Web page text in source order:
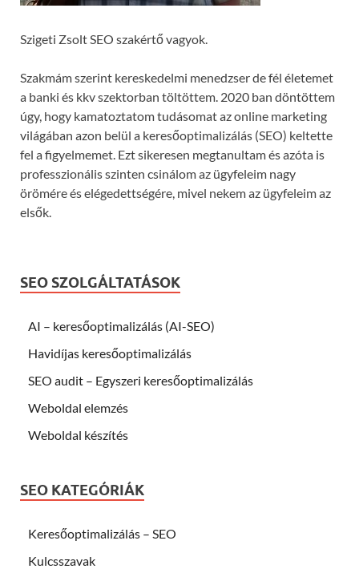
Szigeti Zsolt SEO szakértő vagyok.
Szakmám szerint kereskedelmi menedzser de fél életemet
a banki és kkv szektorban töltöttem. 2020 ban döntöttem
úgy, hogy kamatoztatom tudásomat az online marketing
világában azon belül a keresőoptimalizálás (SEO) keltette
fel a figyelmemet. Ezt sikeresen megtanultam és azóta is
professzionális szinten csinálom az ügyfeleim nagy
örömére és elégedettségére, mivel nekem az ügyfeleim az
elsők.
SEO SZOLGÁLTATÁSOK
AI – keresőoptimalizálás (AI-SEO)
Havidíjas keresőoptimalizálás
SEO audit – Egyszeri keresőoptimalizálás
Weboldal elemzés
Weboldal készítés
SEO KATEGÓRIÁK
Keresőoptimalizálás – SEO
Kulcsszavak